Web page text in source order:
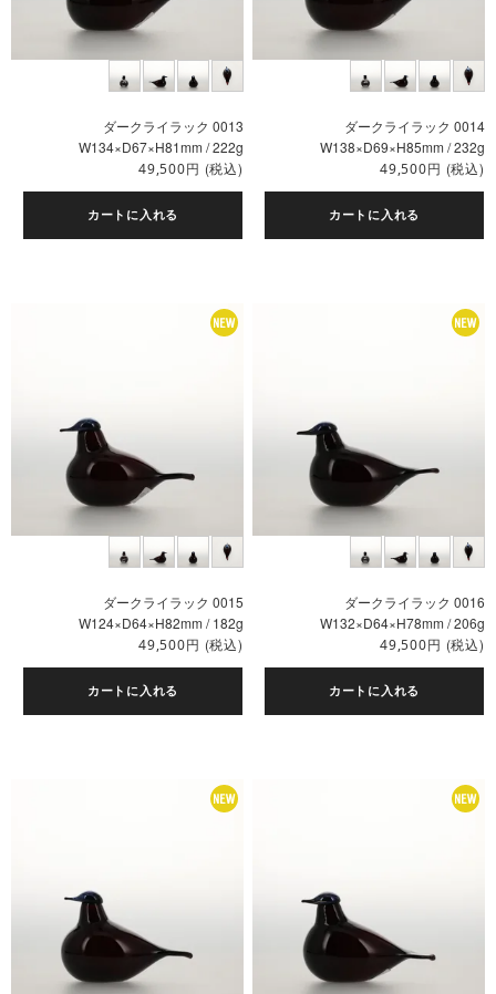
ダークライラック 0013
W134×D67×H81mm / 222g
49,500円 (税込)
カートに入れる
ダークライラック 0014
W138×D69×H85mm / 232g
49,500円 (税込)
カートに入れる
ダークライラック 0015
W124×D64×H82mm / 182g
49,500円 (税込)
カートに入れる
ダークライラック 0016
W132×D64×H78mm / 206g
49,500円 (税込)
カートに入れる